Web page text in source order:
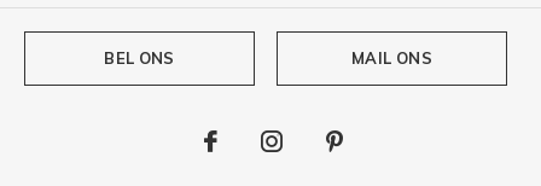
BEL ONS MAIL ONS